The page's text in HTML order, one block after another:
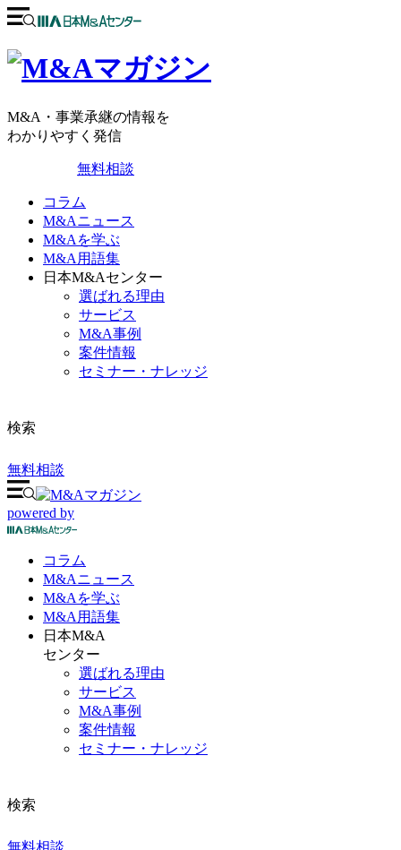
M&A・事業承継の情報を
わかりやすく発信
無料相談
コラム
M&Aニュース
M&Aを学ぶ
M&A用語集
日本M&Aセンター
選ばれる理由
サービス
M&A事例
案件情報
セミナー・ナレッジ
検索
無料相談
powered by
コラム
M&Aニュース
M&Aを学ぶ
M&A 用語集
日本M&A
センター
選ばれる理由
サービス
M&A事例
案件情報
セミナー・ナレッジ
検索
無料相談